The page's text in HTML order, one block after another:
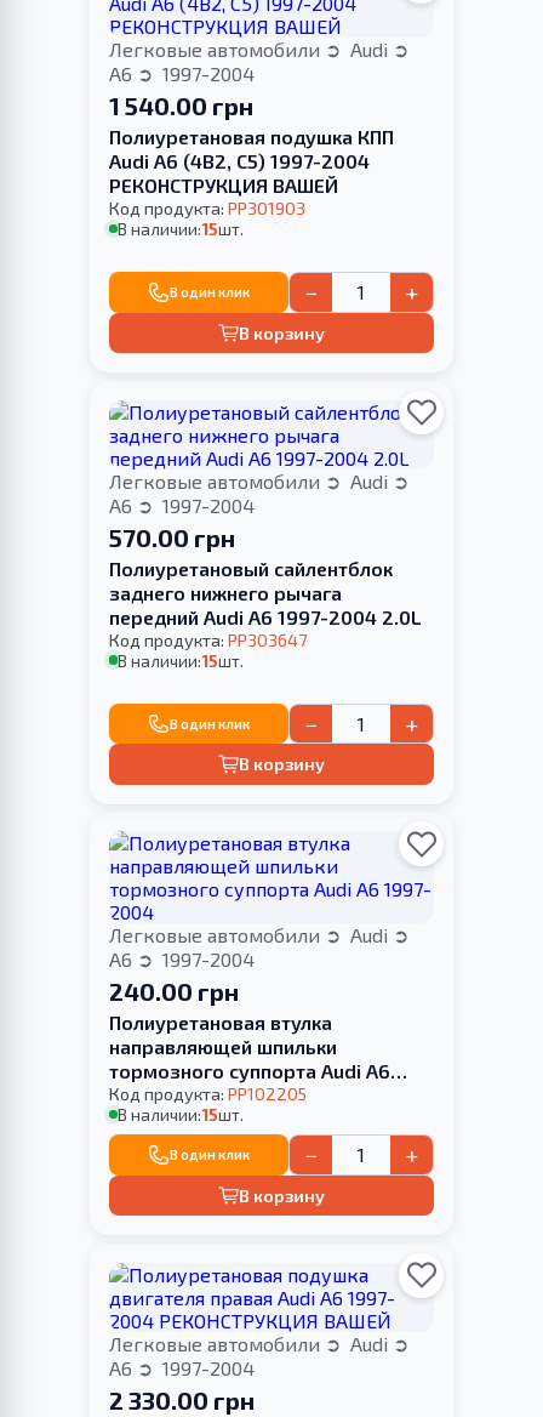
Легковые автомобили
Audi
A6
1997-2004
1 540.00 грн
Полиуретановая подушка КПП
Audi A6 (4B2, C5) 1997-2004
РЕКОНСТРУКЦИЯ ВАШЕЙ
Код продукта: PP301903
В наличии:15шт.
В один клик − +
В корзину
Легковые автомобили
Audi
A6
1997-2004
570.00 грн
Полиуретановый сайлентблок
заднего нижнего рычага
передний Audi A6 1997-2004 2.0L
Код продукта: PP303647
В наличии:15шт.
В один клик − +
В корзину
Легковые автомобили
Audi
A6
1997-2004
240.00 грн
Полиуретановая втулка
направляющей шпильки
тормозного суппорта Audi A6
1997-2004
Код продукта: PP102205
В наличии:15шт.
В один клик − +
В корзину
Легковые автомобили
Audi
A6
1997-2004
2 330.00 грн